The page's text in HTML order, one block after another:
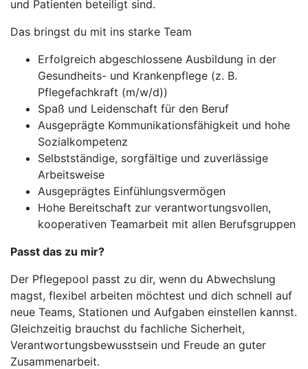
und Patienten beteiligt sind.
Das bringst du mit ins starke Team
Erfolgreich abgeschlossene Ausbildung in der
Gesundheits- und Krankenpflege (z. B.
Pflegefachkraft (m/w/d))
Spaß und Leidenschaft für den Beruf
Ausgeprägte Kommunikationsfähigkeit und hohe
Sozialkompetenz
Selbstständige, sorgfältige und zuverlässige
Arbeitsweise
Ausgeprägtes Einfühlungsvermögen
Hohe Bereitschaft zur verantwortungsvollen,
kooperativen Teamarbeit mit allen Berufsgruppen
Passt das zu mir?
Der Pflegepool passt zu dir, wenn du Abwechslung
magst, flexibel arbeiten möchtest und dich schnell auf
neue Teams, Stationen und Aufgaben einstellen kannst.
Gleichzeitig brauchst du fachliche Sicherheit,
Verantwortungsbewusstsein und Freude an guter
Zusammenarbeit.